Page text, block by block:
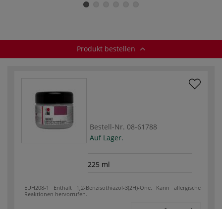
Produkt bestellen
Bestell-Nr. 08-61788
Auf Lager.
225 ml
EUH208-1 Enthält 1,2-Benzisothiazol-3(2H)-One. Kann allergische
Reaktionen hervorrufen.